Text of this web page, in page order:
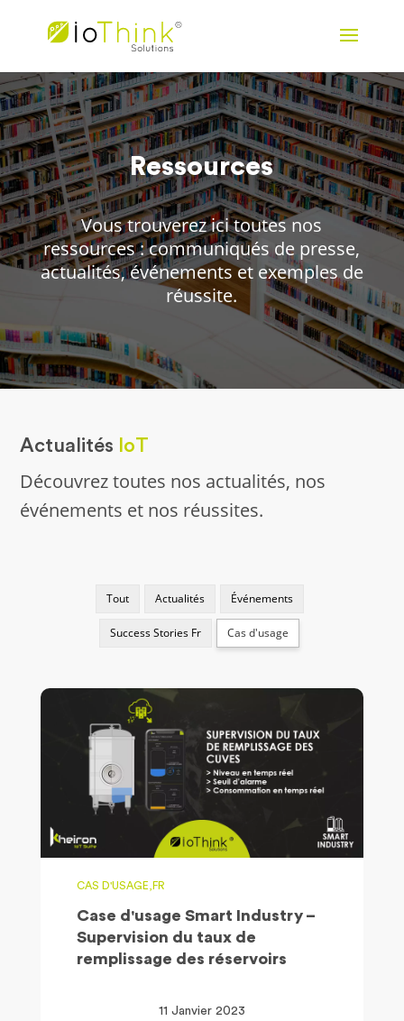
Ressources
Vous trouverez ici toutes nos
ressources : communiqués de presse,
actualités, événements et exemples de
réussite.
Actualités IoT
Découvrez toutes nos actualités, nos
événements et nos réussites.
Tout Actualités Événements
Success Stories Fr Cas d'usage
CAS D'USAGE,FR
Case d'usage Smart Industry –
Supervision du taux de
remplissage des réservoirs
11 Janvier 2023